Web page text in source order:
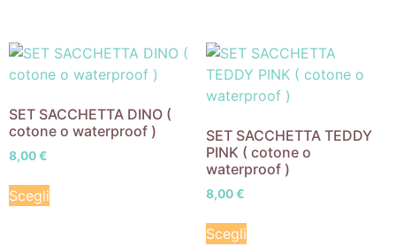
SET SACCHETTA DINO (
cotone o waterproof )
8,00€
Scegli
SET SACCHETTA TEDDY
PINK ( cotone o
waterproof )
8,00€
Scegli